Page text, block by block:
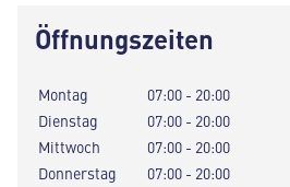
Öffnungszeiten
Montag
07:00 - 20:00
Dienstag
07:00 - 20:00
Mittwoch
07:00 - 20:00
Donnerstag
07:00 - 20:00